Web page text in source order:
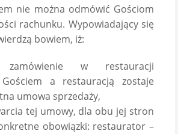
nie można odmówić Gościom
rachunku. Wypowiadający się
bowiem, iż:
zamówienie w restauracji
a restauracją zostaje
umowa sprzedaży,
tej umowy, dla obu jej stron
obowiązki: restaurator –